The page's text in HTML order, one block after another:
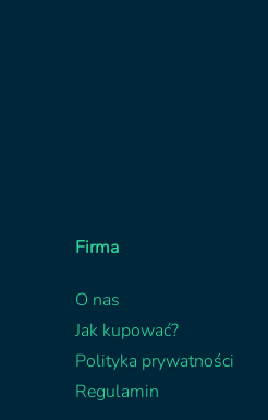
Firma
O nas
Jak kupować?
Polityka prywatności
Regulamin